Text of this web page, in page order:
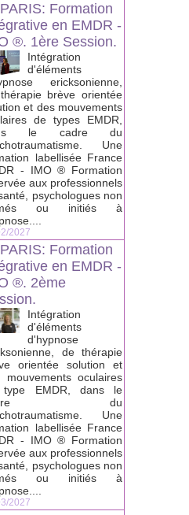
PARIS: Formation
en EMDR -
®. 1ère Session.
Intégration
d'éléments
ericksonienne,
brève orientée
et des mouvements
de types EMDR,
le cadre du
Une
labellisée France
- IMO ® Formation
aux professionnels
psychologues non
ou initiés à
2027
PARIS: Formation
en EMDR -
®. 2ème
Intégration
d'éléments
d'hypnose
de thérapie
orientée solution et
mouvements oculaires
EMDR, dans le
du
Une
labellisée France
- IMO ® Formation
aux professionnels
psychologues non
ou initiés à
2027